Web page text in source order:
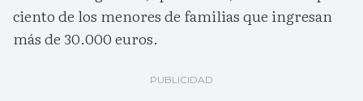
ciento de los menores de familias que ingresan
más de 30.000 euros.